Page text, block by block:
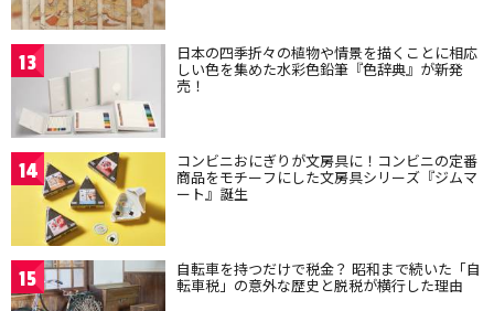
13 日本の四季折々の植物や情景を描くことに相応
しい色を集めた水彩色鉛筆『色辞典』が新発
売！
14 コンビニおにぎりが文房具に！コンビニの定番
商品をモチーフにした文房具シリーズ『ジムマ
ート』誕生
15 自転車を持つだけで税金？ 昭和まで続いた「自
転車税」の意外な歴史と脱税が横行した理由